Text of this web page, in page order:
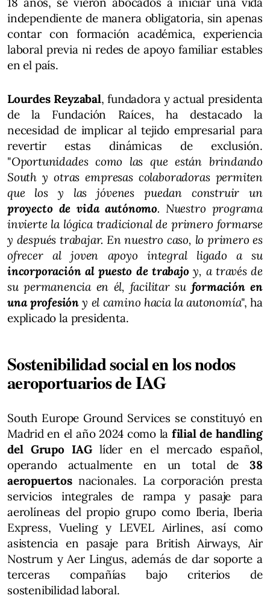
independiente de manera obligatoria, sin apenas
contar con formación académica, experiencia
laboral previa ni redes de apoyo familiar estables
en el país.
Lourdes Reyzabal, fundadora y actual presidenta
de la Fundación Raíces, ha destacado la
necesidad de implicar al tejido empresarial para
revertir estas dinámicas de exclusión.
"Oportunidades como las que están brindando
South y otras empresas colaboradoras permiten
que los y las jóvenes puedan construir un
proyecto de vida autónomo. Nuestro programa
invierte la lógica tradicional de primero formarse
y después trabajar. En nuestro caso, lo primero es
ofrecer al joven apoyo integral ligado a su
incorporación al puesto de trabajoy, a través de
su permanencia en él, facilitar su formación en
una profesión y el camino hacia la autonomía", ha
explicado la presidenta.
Sostenibilidad social en los nodos
aeroportuarios de IAG
South Europe Ground Services se constituyó en
Madrid en el año 2024 como la filial de handling
del Grupo IAGlíder en el mercado español,
operando actualmente en un total de38
aeropuertosnacionales. La corporación presta
servicios integrales de rampa y pasaje para
aerolíneas del propio grupo como Iberia, Iberia
Express, Vueling y LEVEL Airlines, así como
asistencia en pasaje para British Airways, Air
Nostrum y Aer Lingus, además de dar soporte a
terceras compañías bajo criterios de
sostenibilidad laboral.